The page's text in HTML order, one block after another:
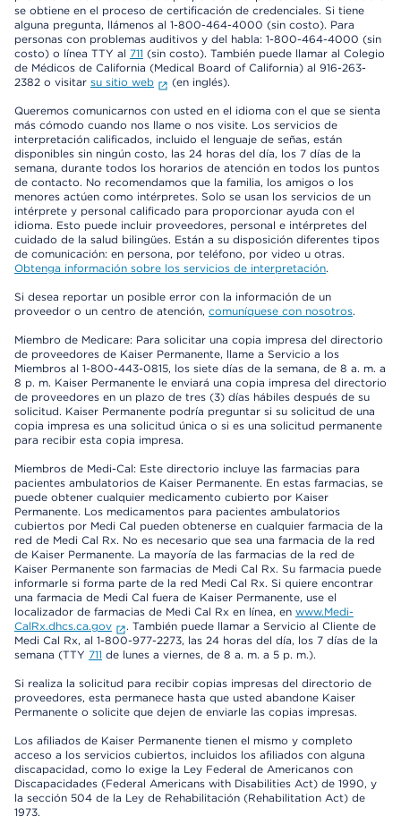
se obtiene en el proceso de certificación de credenciales. Si tiene
alguna pregunta, llámenos al 1-800-464-4000 (sin costo). Para
personas con problemas auditivos y del habla: 1-800-464-4000 (sin
costo) o línea TTY al 711 (sin costo). También puede llamar al Colegio
de Médicos de California (Medical Board of California) al 916-263-
2382 o visitar su sitio web (en inglés).
Queremos comunicarnos con usted en el idioma con el que se sienta
más cómodo cuando nos llame o nos visite. Los servicios de
interpretación calificados, incluido el lenguaje de señas, están
disponibles sin ningún costo, las 24 horas del día, los 7 días de la
semana, durante todos los horarios de atención en todos los puntos
de contacto. No recomendamos que la familia, los amigos o los
menores actúen como intérpretes. Solo se usan los servicios de un
intérprete y personal calificado para proporcionar ayuda con el
idioma. Esto puede incluir proveedores, personal e intérpretes del
cuidado de la salud bilingües. Están a su disposición diferentes tipos
de comunicación: en persona, por teléfono, por video u otras.
Obtenga información sobre los servicios de interpretación.
Si desea reportar un posible error con la información de un
proveedor o un centro de atención, comuníquese con nosotros.
Miembro de Medicare: Para solicitar una copia impresa del directorio
de proveedores de Kaiser Permanente, llame a Servicio a los
Miembros al 1-800-443-0815, los siete días de la semana, de 8 a. m. a
8 p. m. Kaiser Permanente le enviará una copia impresa del directorio
de proveedores en un plazo de tres (3) días hábiles después de su
solicitud. Kaiser Permanente podría preguntar si su solicitud de una
copia impresa es una solicitud única o si es una solicitud permanente
para recibir esta copia impresa.
Miembros de Medi-Cal: Este directorio incluye las farmacias para
pacientes ambulatorios de Kaiser Permanente. En estas farmacias, se
puede obtener cualquier medicamento cubierto por Kaiser
Permanente. Los medicamentos para pacientes ambulatorios
cubiertos por Medi Cal pueden obtenerse en cualquier farmacia de la
red de Medi Cal Rx. No es necesario que sea una farmacia de la red
de Kaiser Permanente. La mayoría de las farmacias de la red de
Kaiser Permanente son farmacias de Medi Cal Rx. Su farmacia puede
informarle si forma parte de la red Medi Cal Rx. Si quiere encontrar
una farmacia de Medi Cal fuera de Kaiser Permanente, use el
localizador de farmacias de Medi Cal Rx en línea, en www.Medi-
CalRx.dhcs.ca.gov
. También puede llamar a Servicio al Cliente de
Medi Cal Rx, al 1-800-977-2273, las 24 horas del día, los 7 días de la
semana (TTY 711 de lunes a viernes, de 8 a. m. a 5 p. m.).
Si realiza la solicitud para recibir copias impresas del directorio de
proveedores, esta permanece hasta que usted abandone Kaiser
Permanente o solicite que dejen de enviarle las copias impresas.
Los afiliados de Kaiser Permanente tienen el mismo y completo
acceso a los servicios cubiertos, incluidos los afiliados con alguna
discapacidad, como lo exige la Ley Federal de Americanos con
Discapacidades (Federal Americans with Disabilities Act) de 1990, y
la sección 504 de la Ley de Rehabilitación (Rehabilitation Act) de
1973.